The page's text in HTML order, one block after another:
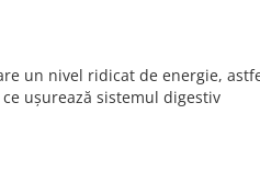
un nivel ridicat de energie,
ușurează sistemul digestiv